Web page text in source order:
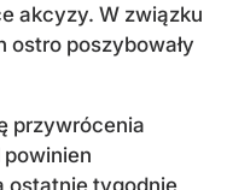
akcyzy. W związku
ostro poszybowały
przywrócenia
ostatnie tygodnie